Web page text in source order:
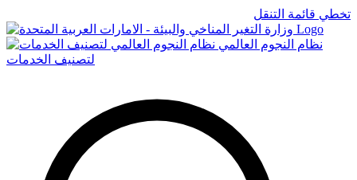
تخطي قائمة التنقل
Logo
نظام النجوم العالمي
لتصنيف الخدمات